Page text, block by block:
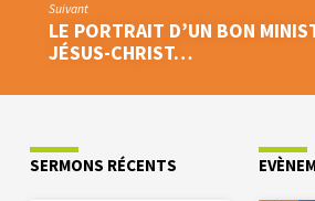
Suivant
LE PORTRAIT D’UN BON
JÉSUS-CHRIST…
SERMONS RÉCENTS